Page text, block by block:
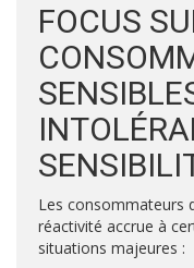
FOCUS
Les consommateurs
réactivité accrue à
situations majeures :